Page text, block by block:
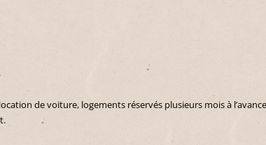
de voiture, logements réservés plusieurs mois à